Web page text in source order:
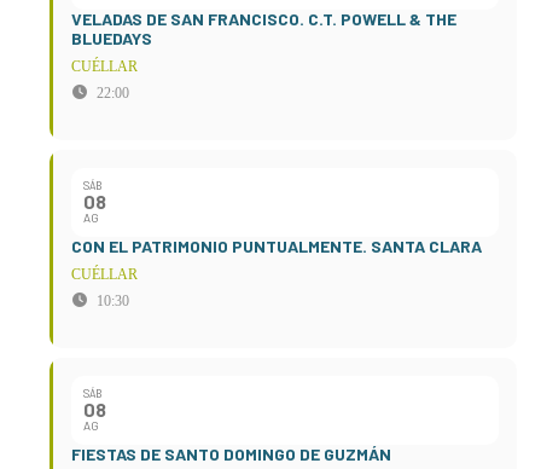
VELADAS DE SAN FRANCISCO. C.T. POWELL & THE
BLUEDAYS
CUÉLLAR
22:00
SÁB
08
AG
CON EL PATRIMONIO PUNTUALMENTE. SANTA CLARA
CUÉLLAR
10:30
SÁB
08
AG
FIESTAS DE SANTO DOMINGO DE GUZMÁN